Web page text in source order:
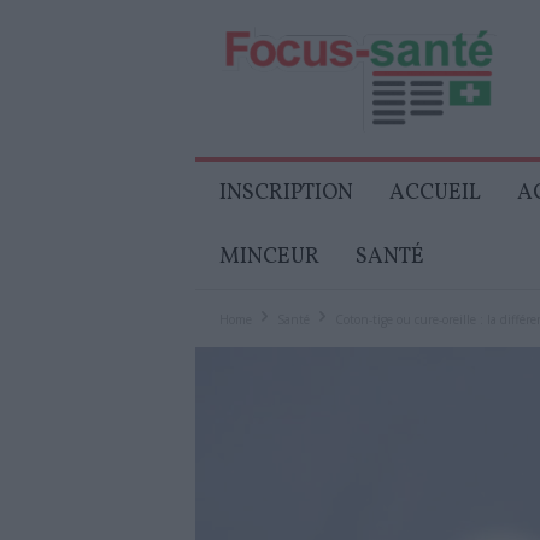
Senior
INSCRIPTION ACCUEIL
MINCEUR SANTÉ